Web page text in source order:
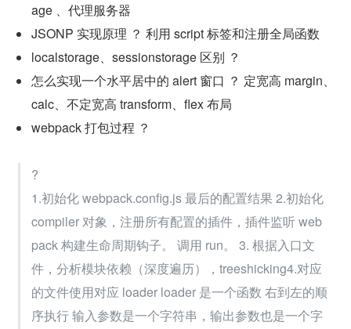
age 、代理服务器
JSONP 实现原理 ？ 利用 script 标签和注册全局函数
localstorage、sessionstorage 区别 ？
怎么实现一个水平居中的 alert 窗口 ？ 定宽高 margin、
calc、不定宽高 transform、flex 布局
webpack 打包过程 ？
?
1.初始化 webpack.config.js 最后的配置结果 2.初始化
compiler 对象，注册所有配置的插件，插件监听 web
pack 构建生命周期钩子。 调用 run。 3. 根据入口文
件，分析模块依赖（深度遍历），treeshicking4.对应
的文件使用对应 loader loader 是一个函数 右到左的顺
序执行 输入参数是一个字符串，输出参数也是一个字